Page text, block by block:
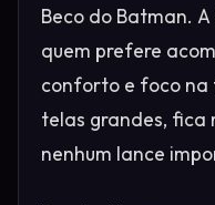
Beco do Batman.
quem prefere
conforto e foco na
telas grandes, fica
nenhum lance